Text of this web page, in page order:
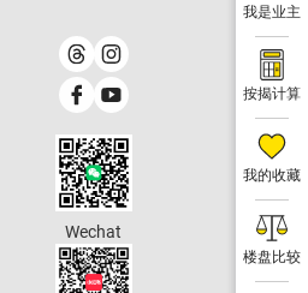
我是业主
按揭计算
我的收藏
楼盘比较
Wechat